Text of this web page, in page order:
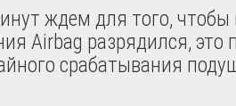
ждем для того, чтобы
Airbag разрядился, это
срабатывания